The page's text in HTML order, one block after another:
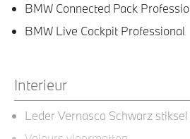
BMW Connected Pack
BMW Live Cockpit Professional
Interieur
Leder Vernasca Schwarz